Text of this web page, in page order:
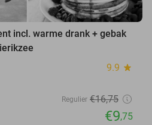
incl. warme drank + gebak
9.9 star
Regulier €16,75
€9,75